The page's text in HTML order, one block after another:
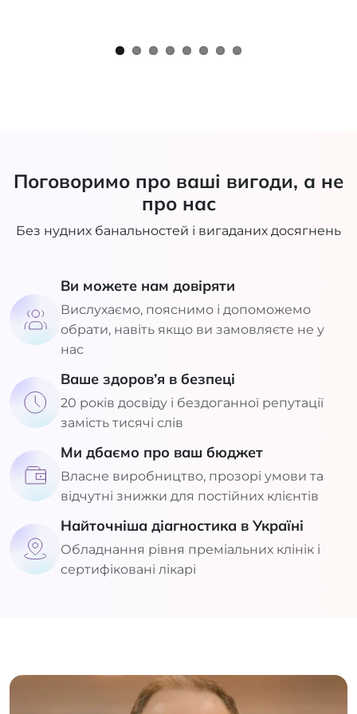
Поговоримо про ваші вигоди, а не
про нас
Без нудних банальностей і вигаданих досягнень
Ви можете нам довіряти
Вислухаємо, пояснимо і допоможемо
обрати, навіть якщо ви замовляєте не у
нас
Ваше здоров’я в безпеці
20 років досвіду і бездоганної репутації
замість тисячі слів
Ми дбаємо про ваш бюджет
Власне виробництво, прозорі умови та
відчутні знижки для постійних клієнтів
Найточніша діагностика в Україні
Обладнання рівня преміальних клінік і
сертифіковані лікарі